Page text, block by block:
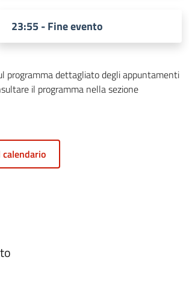
23:55 - Fine evento
programma dettagliato degli appuntamenti
il programma nella sezione